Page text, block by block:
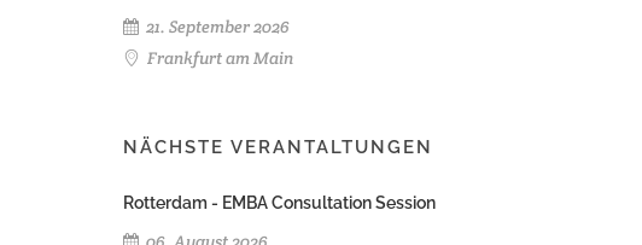
21. September 2026
Frankfurt am Main
NÄCHSTE VERANTALTUNGEN
Rotterdam - EMBA Consultation Session